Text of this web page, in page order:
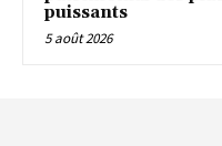
puissants
5 août 2026